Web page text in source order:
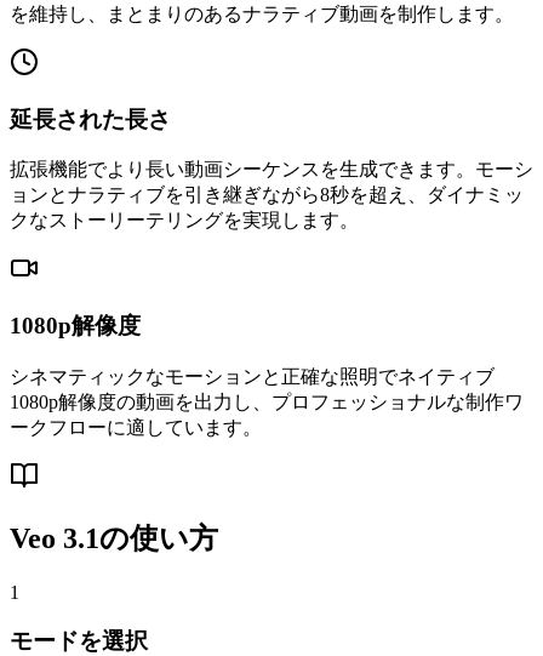
を維持し、まとまりのあるナラティブ動画を制作します。
延長された長さ
拡張機能でより長い動画シーケンスを生成できます。モーシ
ョンとナラティブを引き継ぎながら8秒を超え、ダイナミッ
クなストーリーテリングを実現します。
1080p解像度
シネマティックなモーションと正確な照明でネイティブ
1080p解像度の動画を出力し、プロフェッショナルな制作ワ
ークフローに適しています。
Veo 3.1の使い方
1
モードを選択